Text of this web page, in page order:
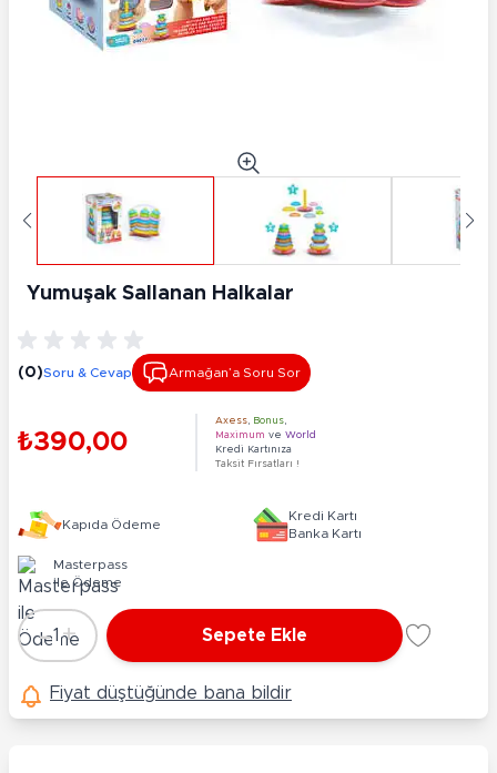
Yumuşak Sallanan Halkalar
(0)Soru & Cevap Armağan’a Soru Sor
₺390,00
Axess Bonus
Maximum ve World
Kredi Kartınıza
Taksit Fırsatları !
Kapıda Ödeme
Kredi Kartı
Banka Kartı
Masterpass
ile Ödeme
Adet
-1 + Sepete Ekle
Fiyat düştüğünde bana bildir